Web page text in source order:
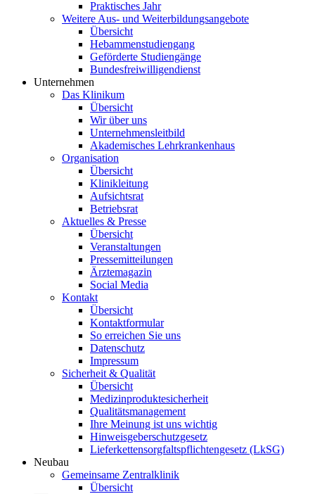
Praktisches Jahr
Weitere Aus- und Weiterbildungsangebote
Übersicht
Hebammenstudiengang
Geförderte Studiengänge
Bundesfreiwilligendienst
Unternehmen
Das Klinikum
Übersicht
Wir über uns
Unternehmensleitbild
Akademisches Lehrkrankenhaus
Organisation
Übersicht
Klinikleitung
Aufsichtsrat
Betriebsrat
Aktuelles & Presse
Übersicht
Veranstaltungen
Pressemitteilungen
Ärztemagazin
Social Media
Kontakt
Übersicht
Kontaktformular
So erreichen Sie uns
Datenschutz
Impressum
Sicherheit & Qualität
Übersicht
Medizinproduktesicherheit
Qualitätsmanagement
Ihre Meinung ist uns wichtig
Hinweisgeberschutzgesetz
Lieferkettensorgfaltspflichtengesetz (LkSG)
Neubau
Gemeinsame Zentralklinik
Übersicht